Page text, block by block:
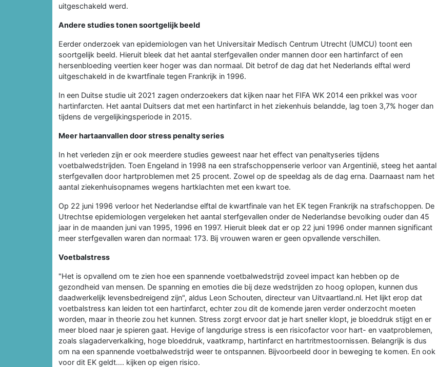
uitgeschakeld werd.
Andere studies tonen soortgelijk beeld
Eerder onderzoek van epidemiologen van het Universitair Medisch Centrum Utrecht (UMCU) toont een
soortgelijk beeld. Hieruit bleek dat het aantal sterfgevallen onder mannen door een hartinfarct of een
hersenbloeding veertien keer hoger was dan normaal. Dit betrof de dag dat het Nederlands elftal werd
uitgeschakeld in de kwartfinale tegen Frankrijk in 1996.
In een Duitse studie uit 2021 zagen onderzoekers dat kijken naar het FIFA WK 2014 een prikkel was voor
hartinfarcten. Het aantal Duitsers dat met een hartinfarct in het ziekenhuis belandde, lag toen 3,7% hoger dan
tijdens de vergelijkingsperiode in 2015.
Meer hartaanvallen door stress penalty series
In het verleden zijn er ook meerdere studies geweest naar het effect van penaltyseries tijdens
voetbalwedstrijden. Toen Engeland in 1998 na een strafschoppenserie verloor van Argentinië, steeg het aantal
sterfgevallen door hartproblemen met 25 procent. Zowel op de speeldag als de dag erna. Daarnaast nam het
aantal ziekenhuisopnames wegens hartklachten met een kwart toe.
Op 22 juni 1996 verloor het Nederlandse elftal de kwartfinale van het EK tegen Frankrijk na strafschoppen. De
Utrechtse epidemiologen vergeleken het aantal sterfgevallen onder de Nederlandse bevolking ouder dan 45
jaar in de maanden juni van 1995, 1996 en 1997. Hieruit bleek dat er op 22 juni 1996 onder mannen significant
meer sterfgevallen waren dan normaal: 173. Bij vrouwen waren er geen opvallende verschillen.
Voetbalstress
"Het is opvallend om te zien hoe een spannende voetbalwedstrijd zoveel impact kan hebben op de
gezondheid van mensen. De spanning en emoties die bij deze wedstrijden zo hoog oplopen, kunnen dus
daadwerkelijk levensbedreigend zijn", aldus Leon Schouten, directeur van Uitvaartland.nl. Het lijkt erop dat
voetbalstress kan leiden tot een hartinfarct, echter zou dit de komende jaren verder onderzocht moeten
worden, maar in theorie zou het kunnen. Stress zorgt ervoor dat je hart sneller klopt, je bloeddruk stijgt en er
meer bloed naar je spieren gaat. Hevige of langdurige stress is een risicofactor voor hart- en vaatproblemen,
zoals slagaderverkalking, hoge bloeddruk, vaatkramp, hartinfarct en hartritmestoornissen. Belangrijk is dus
om na een spannende voetbalwedstrijd weer te ontspannen. Bijvoorbeeld door in beweging te komen. En ook
voor dit EK geldt…. kijken op eigen risico.